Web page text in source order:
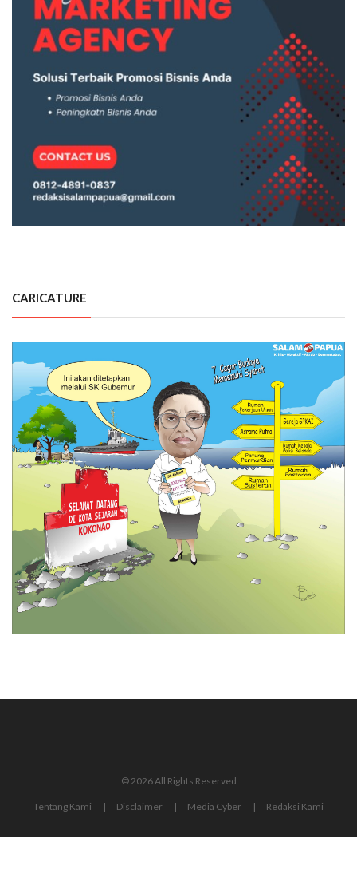
CARICATURE
© 2026 All Rights Reserved
Tentang Kami Disclaimer Media Cyber Redaksi Kami